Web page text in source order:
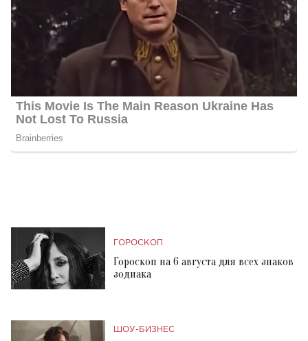
ГОРОСКОП
Гороскоп на 6 августа для всех знаков
зодиака
ШОУ-БИЗНЕС